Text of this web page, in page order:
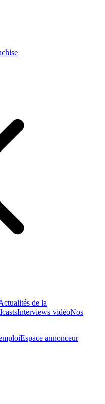
de la
Interviews vidéoNos
Espace annonceur